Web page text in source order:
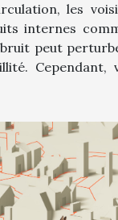
les
internes
peut
Cependant,